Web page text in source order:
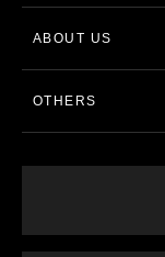
ABOUT US
OTHERS